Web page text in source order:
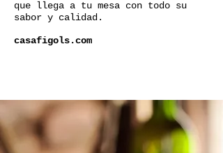
que llega a tu mesa con todo su
sabor y calidad.
casafigols.com